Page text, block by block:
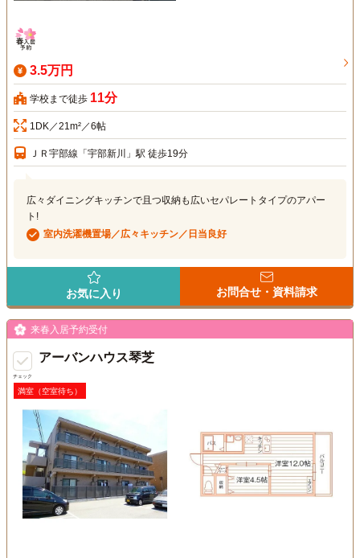
3.5万円
学校まで徒歩 11分
1DK／21m²／6帖
ＪＲ宇部線「宇部新川」駅 徒歩19分
広々ダイニングキッチンで且つ収納も広いセパレートタイプのアパー
ト!
室内洗濯機置場／広々キッチン／日当良好
お気に入り お問合せ・資料請求
チェック
来春入居予約受付
アーバンハウス琴芝
満室（空室待ち）